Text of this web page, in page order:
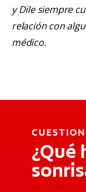
y Dile siempre
relación con
médico.
¿Qué